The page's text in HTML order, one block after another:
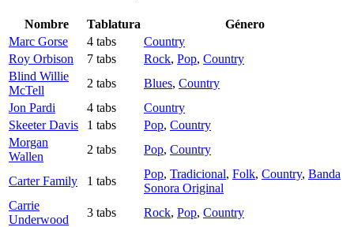
Nombre Tablatura
Género
Marc Gorse
4 tabs
Country
Roy Orbison
7 tabs Rock, Pop, Country
Blind Willie
McTell
2 tabs Blues, Country
Jon Pardi
4 tabs
Country
Skeeter Davis
1 tabs Pop, Country
Morgan
Wallen
2 tabs Pop, Country
Carter Family 1 tabs
Pop, Tradicional, Folk, Country, Banda
Sonora Original
Carrie
Underwood
3 tabs Rock, Pop, Country